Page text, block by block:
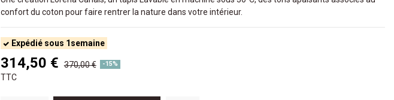
confort du coton pour faire rentrer la nature dans votre intérieur.
Expédié sous 1semaine
314,50 € 370,00 € -15%
TTC